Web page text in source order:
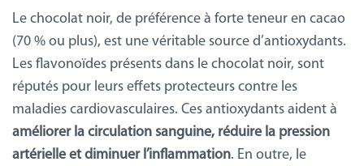
Le chocolat noir, de préférence à forte teneur en cacao
(70 % ou plus), est une véritable source d’antioxydants.
Les flavonoïdes présents dans le chocolat noir, sont
réputés pour leurs effets protecteurs contre les
maladies cardiovasculaires. Ces antioxydants aident à
améliorer la circulation sanguine, réduire la pression
artérielle et diminuer l’inflammation. En outre, le